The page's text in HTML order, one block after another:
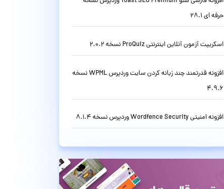
حرفه ای 28.1
اسکریپت آزمون آنلاین اینترنتی ProQuiz نسخه 2.0.2
افزونه قدرتمند چند زبانه کردن سایت وردپرس WPML نسخه
4.9.6
افزونه امنیتی Wordfence Security وردپرس نسخه 8.1.4